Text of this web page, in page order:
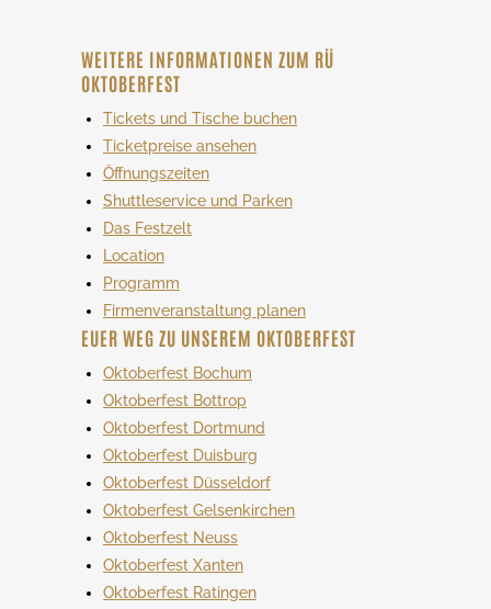
WEITERE INFORMATIONEN ZUM RÜ
OKTOBERFEST
Tickets und Tische buchen
Ticketpreise ansehen
Öffnungszeiten
Shuttleservice und Parken
Das Festzelt
Location
Programm
Firmenveranstaltung planen
EUER WEG ZU UNSEREM OKTOBERFEST
Oktoberfest Bochum
Oktoberfest Bottrop
Oktoberfest Dortmund
Oktoberfest Duisburg
Oktoberfest Düsseldorf
Oktoberfest Gelsenkirchen
Oktoberfest Neuss
Oktoberfest Xanten
Oktoberfest Ratingen